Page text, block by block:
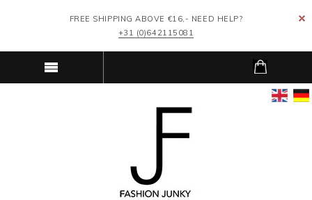
FREE SHIPPING ABOVE €16,- NEED HELP?
+31 (0)642115081